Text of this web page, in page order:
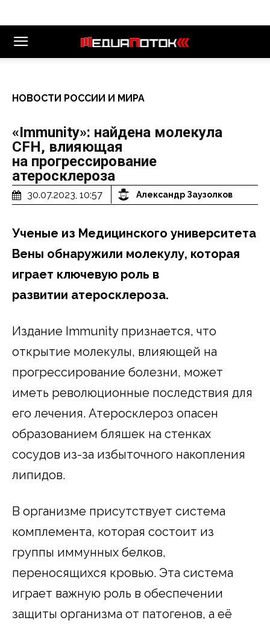
НОВОСТИ РОССИИ И МИРА
«Immunity»: найдена молекула
CFH, влияющая
на прогрессирование
атеросклероза
30.07.2023, 10:57 Александр Заузолков
Ученые из Медицинского университета
Вены обнаружили молекулу, которая
играет ключевую роль в
развитии атеросклероза.
Издание Immunity признается, что
открытие молекулы, влияющей на
прогрессирование болезни, может
иметь революционные последствия для
его лечения. Атеросклероз опасен
образованием бляшек на стенках
сосудов из-за избыточного накопления
липидов.
В организме присутствует система
комплемента, которая состоит из
группы иммунных белков,
переносящихся кровью. Эта система
играет важную роль в обеспечении
защиты организма от патогенов, а её